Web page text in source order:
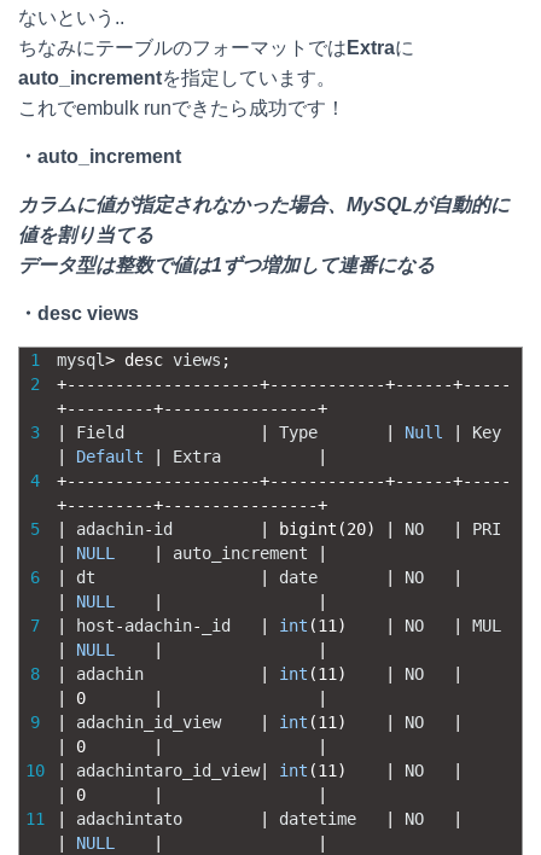
ないという..
ちなみにテーブルのフォーマットでは Extraに
auto_incrementを指定しています。
これでembulk runできたら成功です！
・auto_increment
カラムに値が指定されなかった場合、MySQLが自動的に
値を割り当てる
データ型は整数で値は1ずつ増加して連番になる
・desc views
1
2
3
4
5
6
7
8
9
10
11
mysql> desc views ;
+-- -- -- -- -- -- -- -- -- --+-- -- -- -- -- --+-- -- --+-- -- -
+-- -- -- -- -+-- -- -- -- -- -- -- --+
|
Field | Type | Null |
Key
|
Default | Extra
|
+-- -- -- -- -- -- -- -- -- --+-- -- -- -- -- --+-- -- --+-- -- -
+-- -- -- -- -+-- -- -- -- -- -- -- --+
|
adachin-id | bigint (20) | NO |
PRI
|
NULL | auto_increment
|
|
dt | date | NO
|
|
NULL |
|
|
host-adachin- _id | int (11 ) | NO |
MUL
|
NULL |
|
|
adachin | int (11 ) | NO
|
|
0 |
|
|
adachin_id_view | int (11 ) | NO
|
|
0 |
|
|
adachintaro_id_view| int (11 ) | NO
|
|
0 |
|
|
adachintato | datetime | NO
|
|
NULL |
|